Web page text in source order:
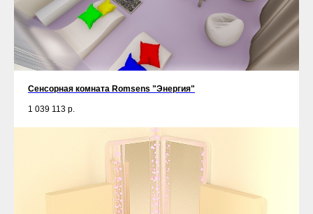
Сенсорная комната Romsens "Энергия"
1 039 113 р.